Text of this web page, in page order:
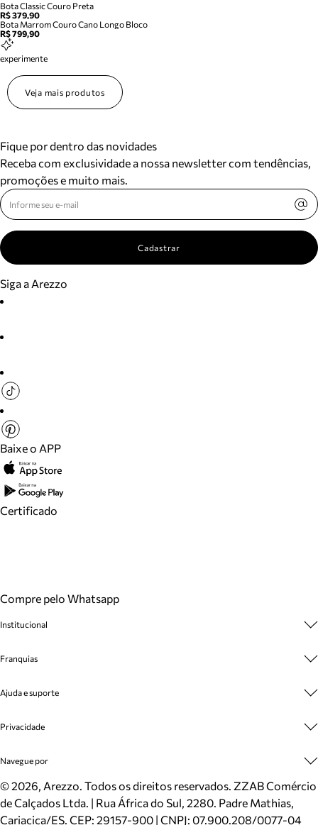
Bota Classic Couro Preta
R$ 379,90
Bota Marrom Couro Cano Longo Bloco
R$ 799,90
experimente
Veja mais produtos
Fique por dentro das novidades
Receba com exclusividade a nossa newsletter com tendências,
promoções e muito mais.
Cadastrar
Siga a Arezzo
Baixe o APP
Certificado
Compre pelo Whatsapp
Institucional
Cashback
Venda Corporativa
Mapa do Site
Inverno
Mundo Arezzo
Franquias
Plano de Negócio
Ajuda e suporte
Cadastro
Meus Pedidos
Trocas e Devoluções
Cartão Presente
Localizador de lojas
Privacidade
Politica e Privacidade
Navegue por
Sapatos
Bolsas
Scarpins
©2026, Arezzo. Todos os direitos reservados. ZZAB Comércio
de Calçados Ltda. | Rua África do Sul, 2280. Padre Mathias,
Cariacica/ES. CEP: 29157-900 | CNPJ: 07.900.208/0077-04